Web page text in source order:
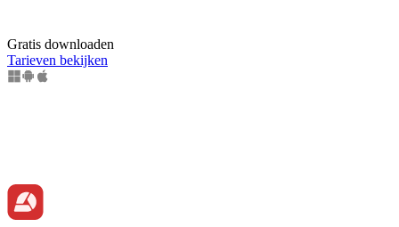
Gratis downloaden
Tarieven bekijken